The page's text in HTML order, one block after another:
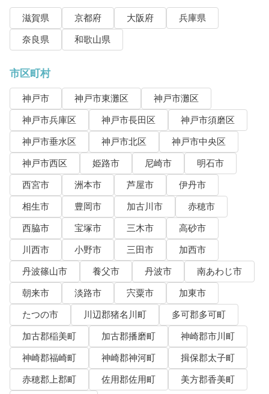
滋賀県 京都府 大阪府
兵庫県
奈良県
和歌山県
市区町村
神戸市 神戸市東灘区
神戸市灘区
神戸市兵庫区
神戸市長田区
神戸市須磨区
神戸市垂水区
神戸市北区
神戸市中央区
神戸市西区
姫路市 尼崎市
明石市
西宮市
洲本市 芦屋市
伊丹市
相生市
豊岡市 加古川市
赤穂市
西脇市
宝塚市 三木市
高砂市
川西市
小野市 三田市
加西市
丹波篠山市
養父市 丹波市
南あわじ市
朝来市
淡路市 宍粟市
加東市
たつの市
川辺郡猪名川町
多可郡多可町
加古郡稲美町
加古郡播磨町
神崎郡市川町
神崎郡福崎町
神崎郡神河町
揖保郡太子町
赤穂郡上郡町
佐用郡佐用町
美方郡香美町